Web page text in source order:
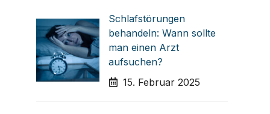
Schlafstörungen
behandeln: Wann sollte
man einen Arzt
aufsuchen?
15. Februar 2025